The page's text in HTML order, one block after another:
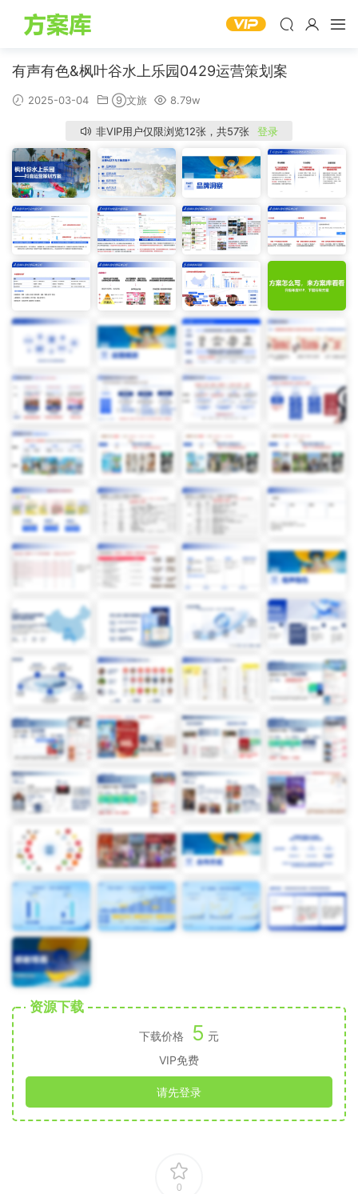
有声有色&枫叶谷水上乐园0429运营策划案
2025-03-04 ⑨文旅 8.79w
非VIP用户仅限浏览12张，共57张 登录
资源下载
下载价格 5 元
VIP免费
请先登录
0